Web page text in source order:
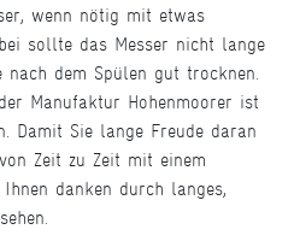
wenn nötig mit etwas
sollte das Messer nicht lange
dem Spülen gut trocknen.
Manufaktur Hohenmoorer ist
Damit Sie lange Freude daran
Zeit zu Zeit mit einem
danken durch langes,